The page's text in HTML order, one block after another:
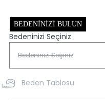
BEDENINIZI BULUN
Bedeninizi Seçiniz
Beden Tablosu